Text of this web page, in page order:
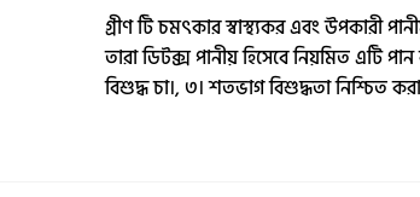
গ্রীণ টি চমৎকার স্বাস্থ্যকর এবং উপকারী
তারা ডিটক্স পানীয় হিসেবে নিয়মিত এটি
বিশুদ্ধ চা।, ৩। শতভাগ বিশুদ্ধতা নিশ্চিত